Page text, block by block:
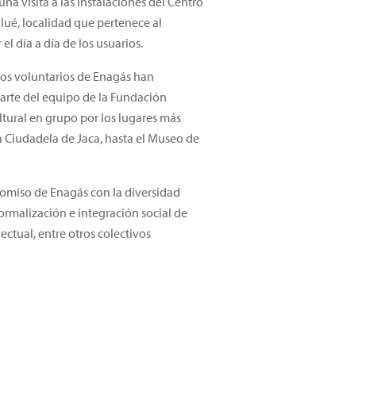
localidad que pertenece al
día a día de los usuarios.
voluntarios de Enagás han
del equipo de la Fundación
en grupo por los lugares más
de Jaca, hasta el Museo de
de Enagás con la diversidad
e integración social de
entre otros colectivos